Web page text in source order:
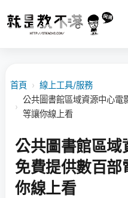
首頁 › 線上工具/服務
›
公共圖書館區域資源中心電
等讓你線上看
公共圖書館區域
免費提供數百部
你線上看